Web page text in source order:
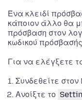
Ένα κλειδί
κάποιον άλλο θα
πρόσβαση στον
κωδικού
Για να ελέγξετε
Συνδεθείτε
Ανοίξτε το